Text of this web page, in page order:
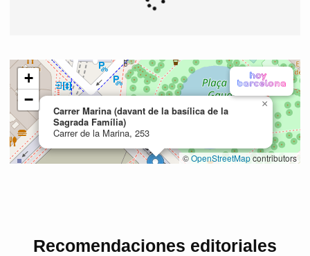
Recomendaciones editoriales